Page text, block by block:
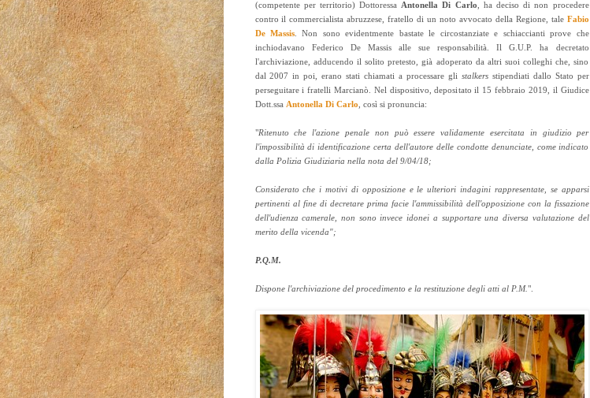
(competente per territorio) Dottoressa Antonella Di Carlo , ha deciso di non procedere
contro il commercialista abruzzese, fratello di un noto avvocato della Regione, tale Fabio
De Massis. Non sono evidentmente bastate le circostanziate e schiaccianti prove che
inchiodavano Federico De Massis alle sue responsabilità. Il G.U.P. ha decretato
l'archiviazione, adducendo il solito pretesto, già adoperato da altri suoi colleghi che, sino
dal 2007 in poi, erano stati chiamati a processare gli stalkersstipendiati dallo Stato per
perseguitare i fratelli Marcianò. Nel dispositivo, depositato il 15 febbraio 2019, il Giudice
Dott.ssa Antonella Di Carlo , così si pronuncia:
"Ritenuto che l'azione penale non può essere validamente esercitata in giudizio per
l'impossibilità di identificazione certa dell'autore delle condotte denunciate, come indicato
dalla Polizia Giudiziaria nella nota del 9/04/18;
Considerato che i motivi di opposizione e le ulteriori indagini rappresentate, se apparsi
pertinenti al fine di decretare prima facie l'ammissibilità dell'opposizione con la fissazione
dell'udienza camerale, non sono invece idonei a supportare una diversa valutazione del
merito della vicenda";
P.Q.M.
Dispone l'archiviazione del procedimento e la restituzione degli atti al P.M.".